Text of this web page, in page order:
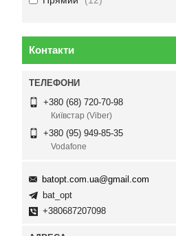
Контакти
+380 (68) 720-70-98
Київстар (Viber)
+380 (95) 949-85-35
Vodafone
batopt.com.ua@gmail.com
bat_opt
+380687207098